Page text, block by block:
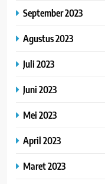
September 2023
Agustus 2023
Juli 2023
Juni 2023
Mei 2023
April 2023
Maret 2023